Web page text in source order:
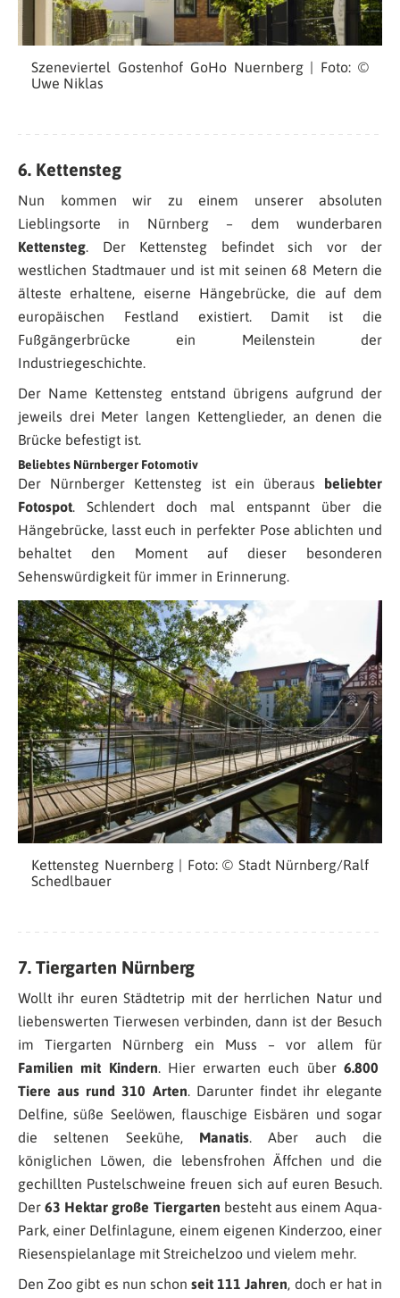
Szeneviertel Gostenhof GoHo Nuernberg | Foto: ©
Uwe Niklas
6. Kettensteg
Nun kommen wir zu einem unserer absoluten
Lieblingsorte in Nürnberg – dem wunderbaren
Kettensteg. Der Kettensteg befindet sich vor der
westlichen Stadtmauer und ist mit seinen 68 Metern die
älteste erhaltene, eiserne Hängebrücke, die auf dem
europäischen Festland existiert. Damit ist die
Fußgängerbrücke ein Meilenstein der
Industriegeschichte.
Der Name Kettensteg entstand übrigens aufgrund der
jeweils drei Meter langen Kettenglieder, an denen die
Brücke befestigt ist.
Beliebtes Nürnberger Fotomotiv
Der Nürnberger Kettensteg ist ein überaus beliebter
Fotospot. Schlendert doch mal entspannt über die
Hängebrücke, lasst euch in perfekter Pose ablichten und
behaltet den Moment auf dieser besonderen
Sehenswürdigkeit für immer in Erinnerung.
Kettensteg Nuernberg | Foto: © Stadt Nürnberg/Ralf
Schedlbauer
7. Tiergarten Nürnberg
Wollt ihr euren Städtetrip mit der herrlichen Natur und
liebenswerten Tierwesen verbinden, dann ist der Besuch
im Tiergarten Nürnberg ein Muss – vor allem für
Familien mit Kindern. Hier erwarten euch über 6.800
Tiere aus rund 310 Arten. Darunter findet ihr elegante
Delfine, süße Seelöwen, flauschige Eisbären und sogar
die seltenen Seekühe, Manatis. Aber auch die
königlichen Löwen, die lebensfrohen Äffchen und die
gechillten Pustelschweine freuen sich auf euren Besuch.
Der63 Hektar große Tiergarten besteht aus einem Aqua-
Park, einer Delfinlagune, einem eigenen Kinderzoo, einer
Riesenspielanlage mit Streichelzoo und vielem mehr.
Den Zoo gibt es nun schon seit 111 Jahren, doch er hat in